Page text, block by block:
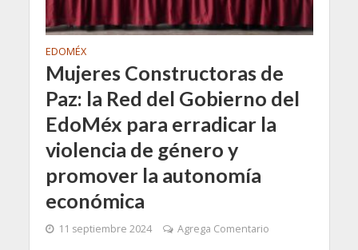
EDOMÉX
Mujeres Constructoras de
Paz: la Red del Gobierno del
EdoMéx para erradicar la
violencia de género y
promover la autonomía
económica
11 septiembre 2024 Agrega Comentario